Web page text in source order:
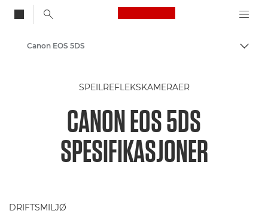
Canon Logo, back
Canon EOS 5DS
SPEILREFLEKSKAMERAER
CANON EOS 5DS
SPESIFIKASJONER
DRIFTSMILJØ